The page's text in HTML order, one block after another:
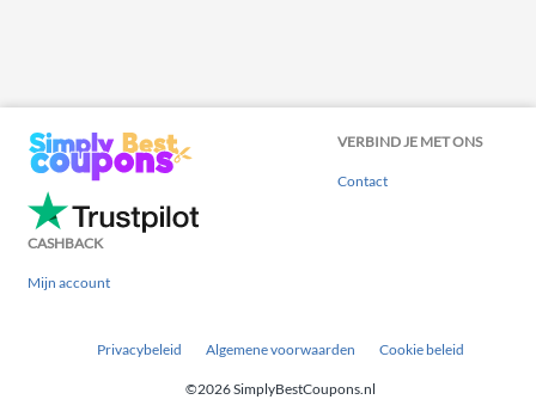
VERBIND JE MET ONS
Contact
CASHBACK
Mijn account
Privacybeleid Algemene voorwaarden Cookie beleid
©2026 SimplyBestCoupons.nl